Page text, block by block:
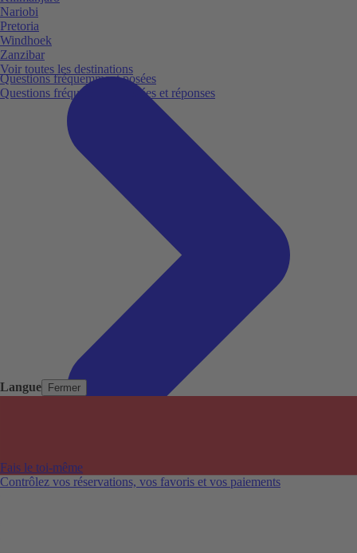
Langue Fermer
Questions fréquemment posées
Questions fréquemment posées et réponses
Fais le toi-même
Contrôlez vos réservations, vos favoris et vos paiements
Nariobi
Pretoria
Windhoek
Zanzibar
Voir toutes les destinations
Aéroports populaires
Villes populaires
Australie